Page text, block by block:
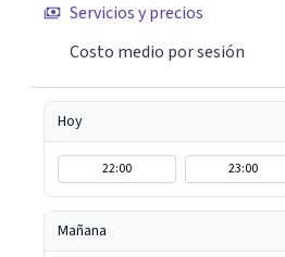
Servicios y precios
Costo medio por sesión
Hoy
22:00 23:00
Mañana